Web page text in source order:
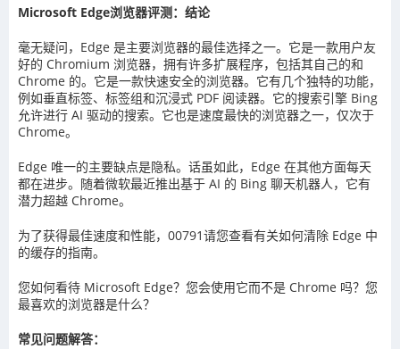
Microsoft Edge浏览器评测：结论
毫无疑问，Edge 是主要浏览器的最佳选择之一。它是一款用户友
好的 Chromium 浏览器，拥有许多扩展程序，包括其自己的和
Chrome 的。它是一款快速安全的浏览器。它有几个独特的功能，
例如垂直标签、标签组和沉浸式 PDF 阅读器。它的搜索引擎 Bing
允许进行 AI 驱动的搜索。它也是速度最快的浏览器之一，仅次于
Chrome。
Edge 唯一的主要缺点是隐私。话虽如此，Edge 在其他方面每天
都在进步。随着微软最近推出基于 AI 的 Bing 聊天机器人，它有
潜力超越 Chrome。
为了获得最佳速度和性能，00791请您查看有关如何清除 Edge 中
的缓存的指南。
您如何看待 Microsoft Edge？您会使用它而不是 Chrome 吗？您
最喜欢的浏览器是什么？
常见问题解答：